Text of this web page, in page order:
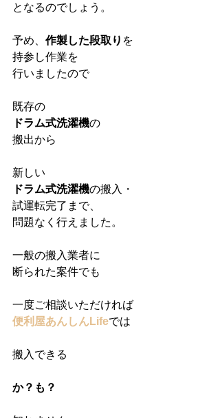
となるのでしょう。
予め、 作製した段取り を
持参し作業を
行いましたので
既存の
ドラム式洗濯機の
搬出から
新しい
ドラム式洗濯機の搬入・
試運転完了まで、
問題なく行えました。
一般の搬入業者に
断られた案件でも
一度ご相談いただければ
便利屋あんしんLifeでは
搬入できる
か？も？